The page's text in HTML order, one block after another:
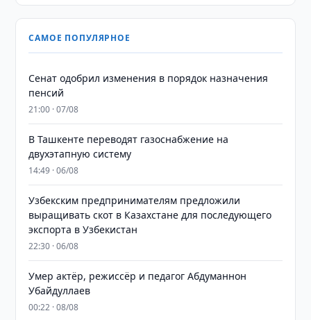
САМОЕ ПОПУЛЯРНОЕ
Сенат одобрил изменения в порядок назначения
пенсий
21:00 · 07/08
В Ташкенте переводят газоснабжение на
двухэтапную систему
14:49 · 06/08
Узбекским предпринимателям предложили
выращивать скот в Казахстане для последующего
экспорта в Узбекистан
22:30 · 06/08
Умер актёр, режиссёр и педагог Абдуманнон
Убайдуллаев
00:22 · 08/08